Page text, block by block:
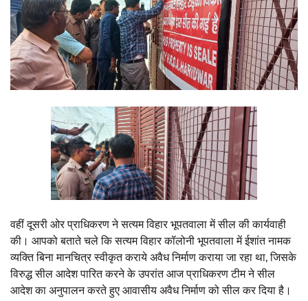
वहीं दूसरी ओर प्राधिकरण ने सत्यम विहार भूपतवाला में सील की कार्यवाही
की। आपको बताते चले कि सत्यम विहार कॉलोनी भूपतवाला में ईशांत नामक
व्यक्ति बिना मानचित्र स्वीकृत कराये अवैध निर्माण कराया जा रहा था, जिसके
विरुद्ध सील आदेश पारित करने के उपरांत आज प्राधिकरण टीम ने सील
आदेश का अनुपालन करते हुए आवासीय अवैध निर्माण को सील कर दिया है।